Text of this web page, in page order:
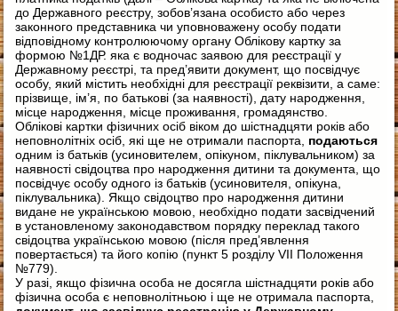
до Державного реєстру, зобов’язана особисто або через
законного представника чи уповноважену особу подати
відповідному контролюючому органу Облікову картку за
формою №1ДР. яка є водночас заявою для реєстрації у
Державному реєстрі, та пред’явити документ, що посвідчує
особу, який містить необхідні для реєстрації реквізити, а саме:
прізвище, ім’я, по батькові (за наявності), дату народження,
місце народження, місце проживання, громадянство.
Облікові картки фізичних осіб віком до шістнадцяти років або
неповнолітніх осіб, які ще не отримали паспорта, подаються
одним із батьків (усиновителем, опікуном, піклувальником) за
наявності свідоцтва про народження дитини та документа, що
посвідчує особу одного із батьків (усиновителя, опікуна,
піклувальника). Якщо свідоцтво про народження дитини
видане не українською мовою, необхідно подати засвідчений
в установленому законодавством порядку переклад такого
свідоцтва українською мовою (після пред’явлення
повертається) та його копію (пункт 5 розділу VII Положення
№779).
У разі, якщо фізична особа не досягла шістнадцяти років або
фізична особа є неповнолітньою і ще не отримала паспорта,